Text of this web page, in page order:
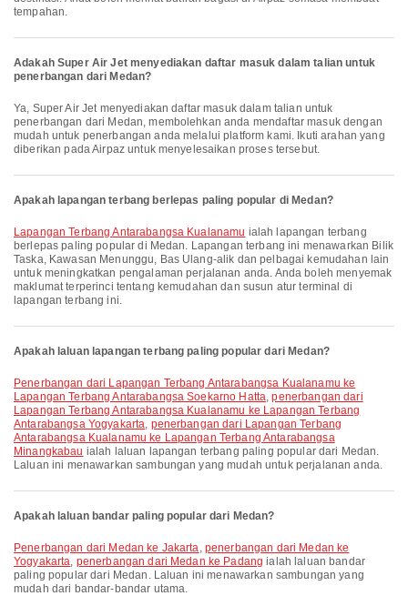
tempahan.
Adakah Super Air Jet menyediakan daftar masuk dalam talian untuk
penerbangan dari Medan?
Ya, Super Air Jet menyediakan daftar masuk dalam talian untuk
penerbangan dari Medan, membolehkan anda mendaftar masuk dengan
mudah untuk penerbangan anda melalui platform kami. Ikuti arahan yang
diberikan pada Airpaz untuk menyelesaikan proses tersebut.
Apakah lapangan terbang berlepas paling popular di Medan?
Lapangan Terbang Antarabangsa Kualanamu ialah lapangan terbang
berlepas paling popular di Medan. Lapangan terbang ini menawarkan Bilik
Taska, Kawasan Menunggu, Bas Ulang-alik dan pelbagai kemudahan lain
untuk meningkatkan pengalaman perjalanan anda. Anda boleh menyemak
maklumat terperinci tentang kemudahan dan susun atur terminal di
lapangan terbang ini.
Apakah laluan lapangan terbang paling popular dari Medan?
penerbangan dari Lapangan Terbang Antarabangsa Kualanamu ke
Lapangan Terbang Antarabangsa Soekarno Hatta,penerbangan dari
Lapangan Terbang Antarabangsa Kualanamu ke Lapangan Terbang
Antarabangsa Yogyakarta, penerbangan dari Lapangan Terbang
Antarabangsa Kualanamu ke Lapangan Terbang Antarabangsa
Minangkabau ialah laluan lapangan terbang paling popular dari Medan.
Laluan ini menawarkan sambungan yang mudah untuk perjalanan anda.
Apakah laluan bandar paling popular dari Medan?
penerbangan dari Medan ke Jakarta, penerbangan dari Medan ke
Yogyakarta, penerbangan dari Medan ke Padang ialah laluan bandar
paling popular dari Medan. Laluan ini menawarkan sambungan yang
mudah dari bandar-bandar utama.